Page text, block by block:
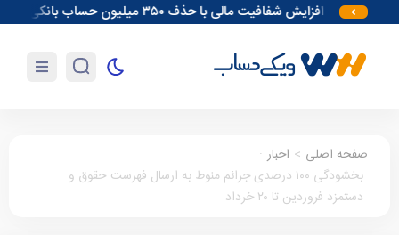
افزایش شفافیت مالی با حذف ۳۵۰ میلیون حساب بانکی
صفحه اصلی > اخبار :
بخشودگی ۱۰۰ درصدی جرائم منوط به ارسال فهرست حقوق و
دستمزد فروردین تا ۲۰ خرداد